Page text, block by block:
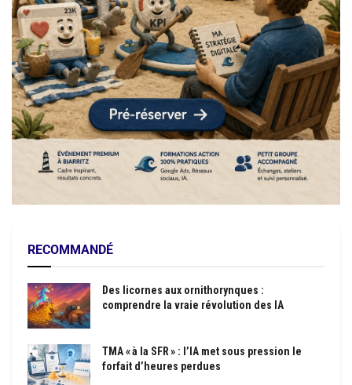
RECOMMANDÉ
Des licornes aux ornithorynques :
comprendre la vraie révolution des IA
TMA « à la SFR » : l’IA met sous pression le
forfait d’heures perdues